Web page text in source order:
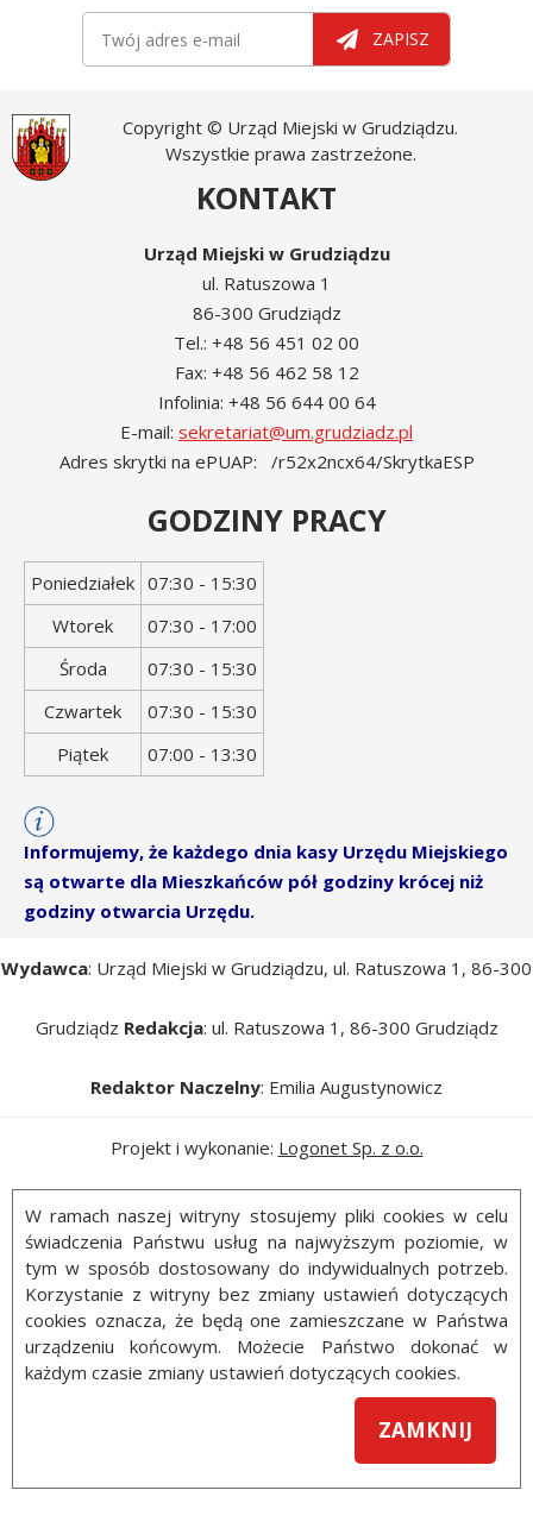
ZAPISZ
Copyright © Urząd Miejski w Grudziądzu.
Wszystkie prawa zastrzeżone.
KONTAKT
Urząd Miejski w Grudziądzu
ul. Ratuszowa 1
86-300 Grudziądz
Tel.: +48 56 451 02 00
Fax: +48 56 462 58 12
Infolinia: +48 56 644 00 64
E-mail: sekretariat@um.grudziadz.pl
Adres skrytki na ePUAP: /r52x2ncx64/SkrytkaESP
GODZINY PRACY
Dzień
tygodnia
Godziny
otwarcia
Poniedziałek 07:30 - 15:30
Wtorek
07:30 - 17:00
Środa
07:30 - 15:30
Czwartek
07:30 - 15:30
Piątek
07:00 - 13:30
Informujemy, że każdego dnia kasy Urzędu Miejskiego
są otwarte dla Mieszkańców pół godziny krócej niż
godziny otwarcia Urzędu.
Wydawca: Urząd Miejski w Grudziądzu, ul. Ratuszowa 1, 86-300
Grudziądz Redakcja: ul. Ratuszowa 1, 86-300 Grudziądz
Redaktor Naczelny: Emilia Augustynowicz
Projekt i wykonanie: Logonet Sp. z o.o.
W ramach naszej witryny stosujemy pliki cookies w celu
świadczenia Państwu usług na najwyższym poziomie, w
tym w sposób dostosowany do indywidualnych potrzeb.
Korzystanie z witryny bez zmiany ustawień dotyczących
cookies oznacza, że będą one zamieszczane w Państwa
urządzeniu końcowym. Możecie Państwo dokonać w
każdym czasie zmiany ustawień dotyczących cookies.
ZAMKNIJ